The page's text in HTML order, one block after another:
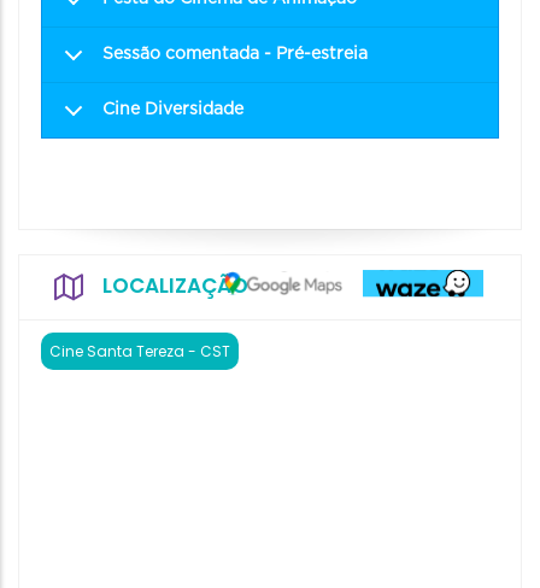
Sessão comentada - Pré-estreia
Cine Diversidade
LOCALIZAÇÃO
Cine Santa Tereza - CST